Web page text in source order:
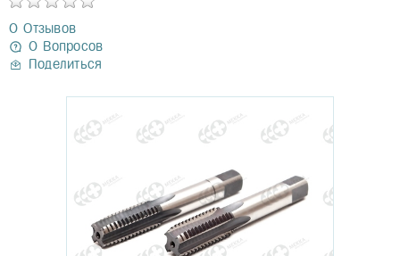
0 Отзывов
0 Вопросов
Поделиться